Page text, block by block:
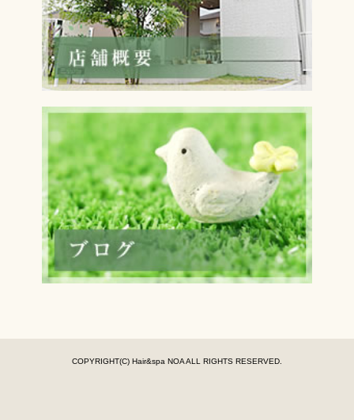
COPYRIGHT(C) Hair&spa NOA ALL RIGHTS RESERVED.